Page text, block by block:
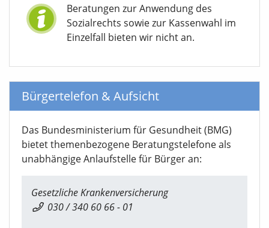
Beratungen zur Anwendung des
Sozialrechts sowie zur Kassenwahl im
Einzelfall bieten wir nicht an.
Bürgertelefon & Aufsicht
Das Bundesministerium für Gesundheit (BMG)
bietet themenbezogene Beratungstelefone als
unabhängige Anlaufstelle für Bürger an:
Gesetzliche Krankenversicherung
030 / 340 60 66 - 01